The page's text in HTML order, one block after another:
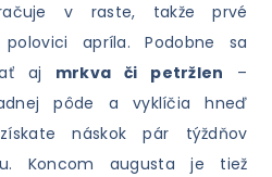
v raste, takže prvé
apríla. Podobne sa
aj mrkva či petržlen –
pôde a vyklíčia hneď
náskok pár týždňov
Koncom augusta je tiež